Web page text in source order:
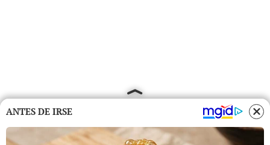
ANTES DE IRSE